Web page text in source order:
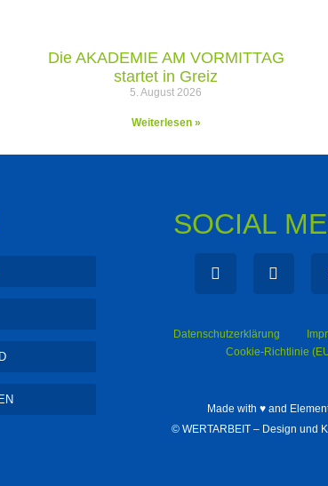
Die AKADEMIE AM VORMITTAG
startet in Greiz
5. August 2026
Weiterlesen »
SOCIAL
Datenschutzerklärung
Cookie-Richtlinie
Made with ♥ and
© WERTARBEIT – Design und